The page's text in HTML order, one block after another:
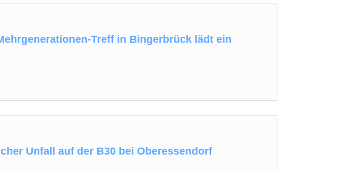
Treff in Bingerbrück lädt ein
Unfall auf der B30 bei Oberessendorf